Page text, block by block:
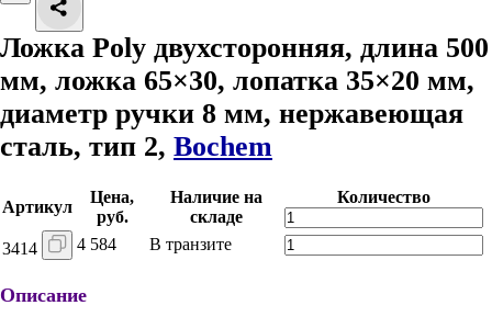
Ложка Poly двухсторонняя, длина 500
мм, ложка 65×30, лопатка 35×20 мм,
диаметр ручки 8 мм, нержавеющая
сталь, тип 2, Bochem
Артикул
Цена,
руб.
Наличие на
складе
Количество
3414 4 584 В транзите
Описание